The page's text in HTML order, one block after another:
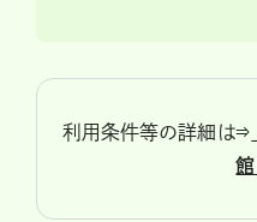
利用条件等の詳細は⇒
館